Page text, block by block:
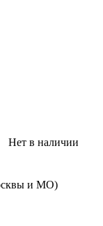
Нет в наличии
и МО)